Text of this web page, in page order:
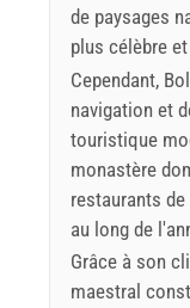
de paysages
plus célèbre
Cependant,
navigation et
touristique
monastère
restaurants
au long de
Grâce à son
maestral